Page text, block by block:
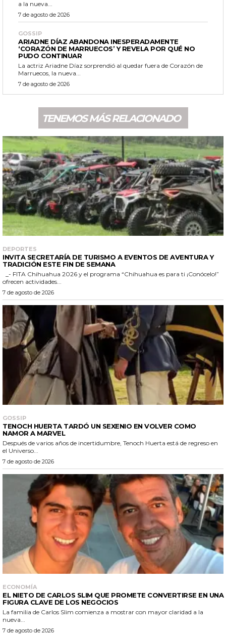
a la nueva...
7 de agosto de 2026
GOSSIP
ARIADNE DÍAZ ABANDONA INESPERADAMENTE
‘CORAZÓN DE MARRUECOS’ Y REVELA POR QUÉ NO
PUDO CONTINUAR
La actriz Ariadne Díaz sorprendió al quedar fuera de Corazón de
Marruecos, la nueva...
7 de agosto de 2026
TENEMOS MÁS RELACIONADO
DEPORTES
INVITA SECRETARÍA DE TURISMO A EVENTOS DE AVENTURA Y
TRADICIÓN ESTE FIN DE SEMANA
ofrecen actividades...
7 de agosto de 2026
GOSSIP
TENOCH HUERTA TARDÓ UN SEXENIO EN VOLVER COMO
NAMOR A MARVEL
Después de varios años de incertidumbre, Tenoch Huerta está de regreso en
el Universo...
7 de agosto de 2026
ECONOMÍA
EL NIETO DE CARLOS SLIM QUE PROMETE CONVERTIRSE EN UNA
FIGURA CLAVE DE LOS NEGOCIOS
La familia de Carlos Slim comienza a mostrar con mayor claridad a la
nueva...
7 de agosto de 2026